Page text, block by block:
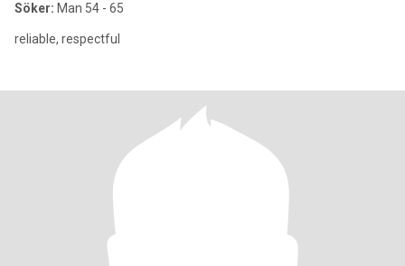
Söker: Man 54 - 65
reliable, respectful